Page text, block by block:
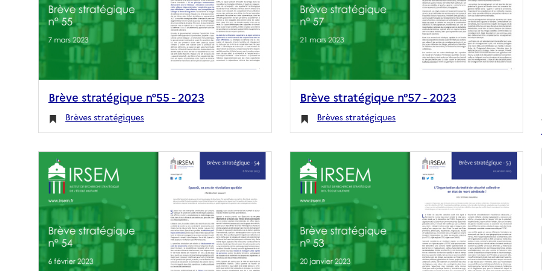
Brève stratégique n°55 - 2023
Brèves stratégiques
Brève stratégique n°57 - 2023
Brèves stratégiques